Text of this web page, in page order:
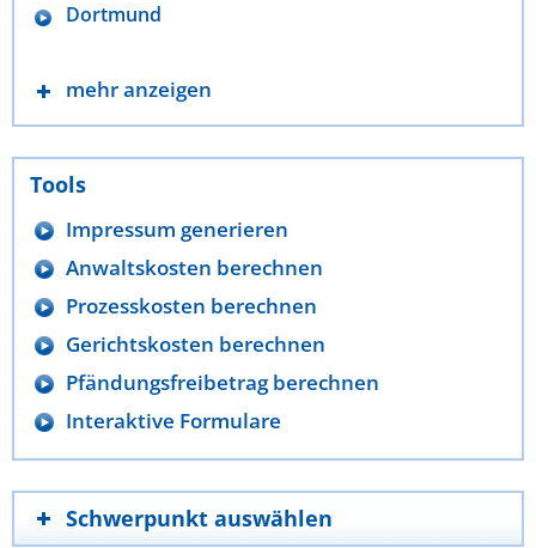
Dortmund
mehr anzeigen
Tools
Impressum generieren
Anwaltskosten berechnen
Prozesskosten berechnen
Gerichtskosten berechnen
Pfändungsfreibetrag berechnen
Interaktive Formulare
Schwerpunkt auswählen